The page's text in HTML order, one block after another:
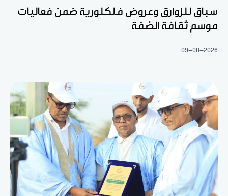
سباق للزوارق وعروض فلكلورية ضمن فعاليات
موسم ثقافة الضفة
09-08-2026